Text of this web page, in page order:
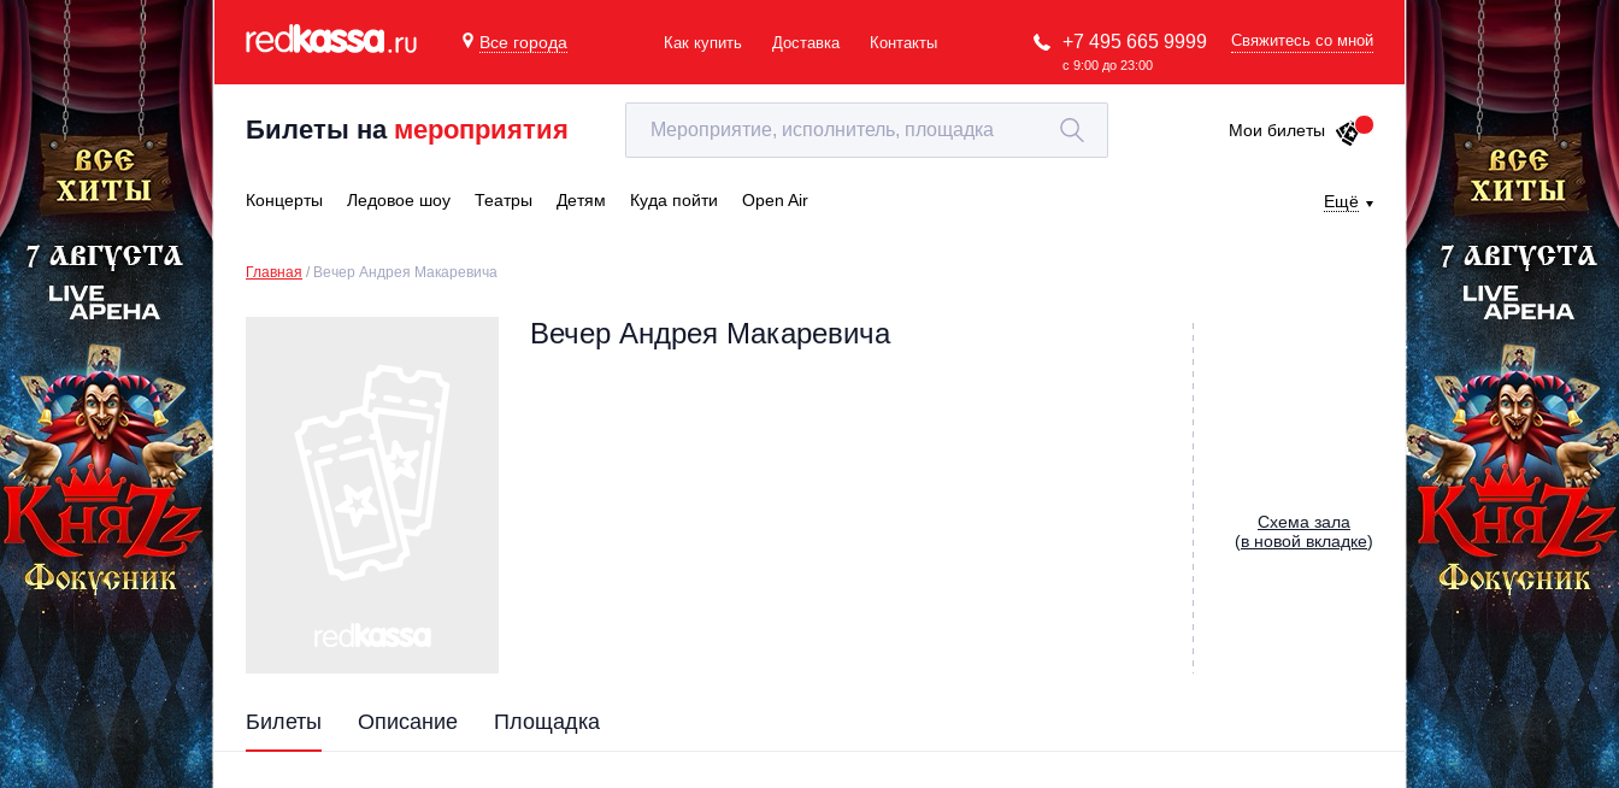
Все города Как купить Доставка Контакты +7 495 665 9999
с 9:00 до 23:00
Свяжитесь со мной
Билеты на мероприятия Мои билеты
Концерты Ледовое шоу Театры Детям Куда пойти Open Air Ещё
Главная Вечер Андрея Макаревича
Вечер Андрея Макаревича
Cхема зала
(в новой вкладке)
Билеты Описание Площадка